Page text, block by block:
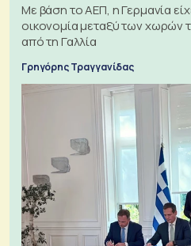
Με βάση το ΑΕΠ, η Γερμανία
οικονομία μεταξύ των χωρών
από τη Γαλλία
Γρηγόρης Τραγγανίδας